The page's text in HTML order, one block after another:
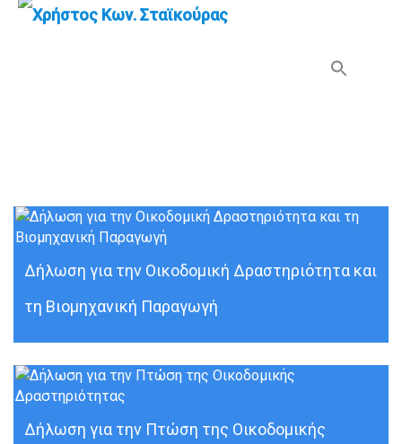
Δήλωση για την Οικοδομική Δραστηριότητα και
τη Βιομηχανική Παραγωγή
Δήλωση για την Πτώση της Οικοδομικής